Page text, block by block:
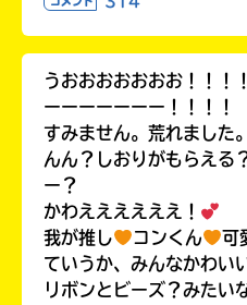
うおおおおおおお！！！
ーーーーーーー！！！！
すみません。荒れました。
んん？しおりがもらえる
ー？
かわええええええ！
我が推し
コンくん
可
ていうか、みんなかわい
リボンとビーズ？みたい